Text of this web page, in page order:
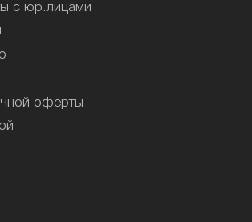
с юр.лицами
оферты